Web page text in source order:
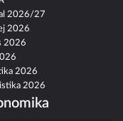
2026/27
2026
2026
2026
2026